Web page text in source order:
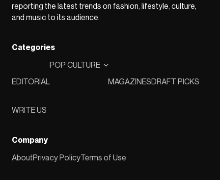
reporting the latest trends on fashion, lifestyle, culture,
and music to its audience.
Categories
EDITORIAL
POP CULTURE
MAGAZINESDRAFT PICKS
WRITE US
Company
AboutPrivacy PolicyTerms of Use